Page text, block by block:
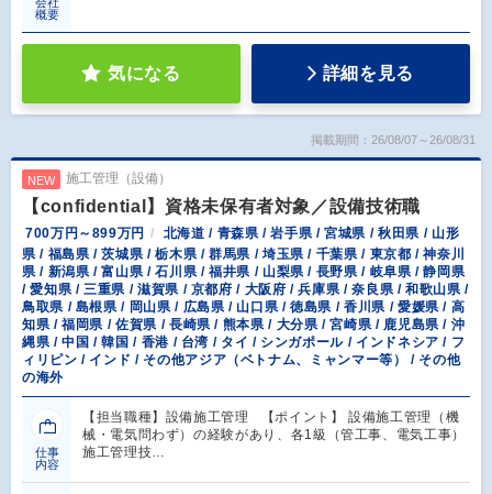
概要
気になる 詳細を見る
掲載期間：26/08/07～26/08/31
NEW 施工管理（設備）
【confidential】資格未保有者対象／設備技術職
700万円～899万円
北海道 / 青森県 / 岩手県 / 宮城県 / 秋田県 / 山形
県 / 福島県 / 茨城県 / 栃木県 / 群馬県 / 埼玉県 / 千葉県 / 東京都 / 神奈川
県 / 新潟県 / 富山県 / 石川県 / 福井県 / 山梨県 / 長野県 / 岐阜県 / 静岡県
/ 愛知県 / 三重県 / 滋賀県 / 京都府 / 大阪府 / 兵庫県 / 奈良県 / 和歌山県 /
鳥取県 / 島根県 / 岡山県 / 広島県 / 山口県 / 徳島県 / 香川県 / 愛媛県 / 高
知県 / 福岡県 / 佐賀県 / 長崎県 / 熊本県 / 大分県 / 宮崎県 / 鹿児島県 / 沖
縄県 / 中国 / 韓国 / 香港 / 台湾 / タイ / シンガポール / インドネシア / フ
ィリピン / インド / その他アジア（ベトナム、ミャンマー等） / その他
の海外
仕事
内容
【担当職種】設備施工管理 【ポイント】 設備施工管理（機
械・電気問わず）の経験があり、各1級（管工事、電気工事）
施工管理技…